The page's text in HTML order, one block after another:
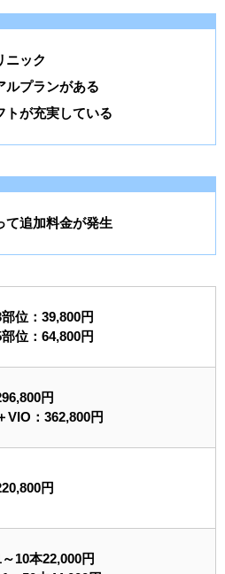
ニック
ルプランがある
トが充実している
て追加料金が発生
位：39,800円
位：64,800円
円
VIO：362,800円
円
～10本22,000円